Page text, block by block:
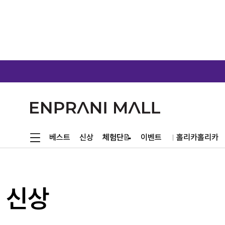
베스트 신상 체험단📝 이벤트 홀리카홀리카
신상